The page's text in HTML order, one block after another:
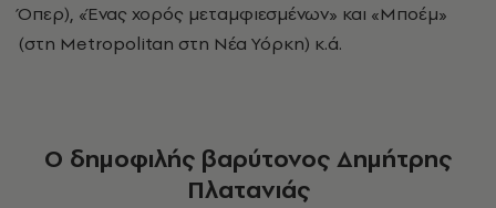
Όπερ), «Ένας χορός μεταμφιεσμένων» και «Μποέμ»
(στη Μetropolitan στη Νέα Υόρκη) κ.ά.
Ο δημοφιλής βαρύτονος Δημήτρης
Πλατανιάς